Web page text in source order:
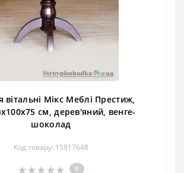
вітальні Мікс Меблі Престиж,
см, дерев'яний, венге-
шоколад
Код товару: 15917648
0